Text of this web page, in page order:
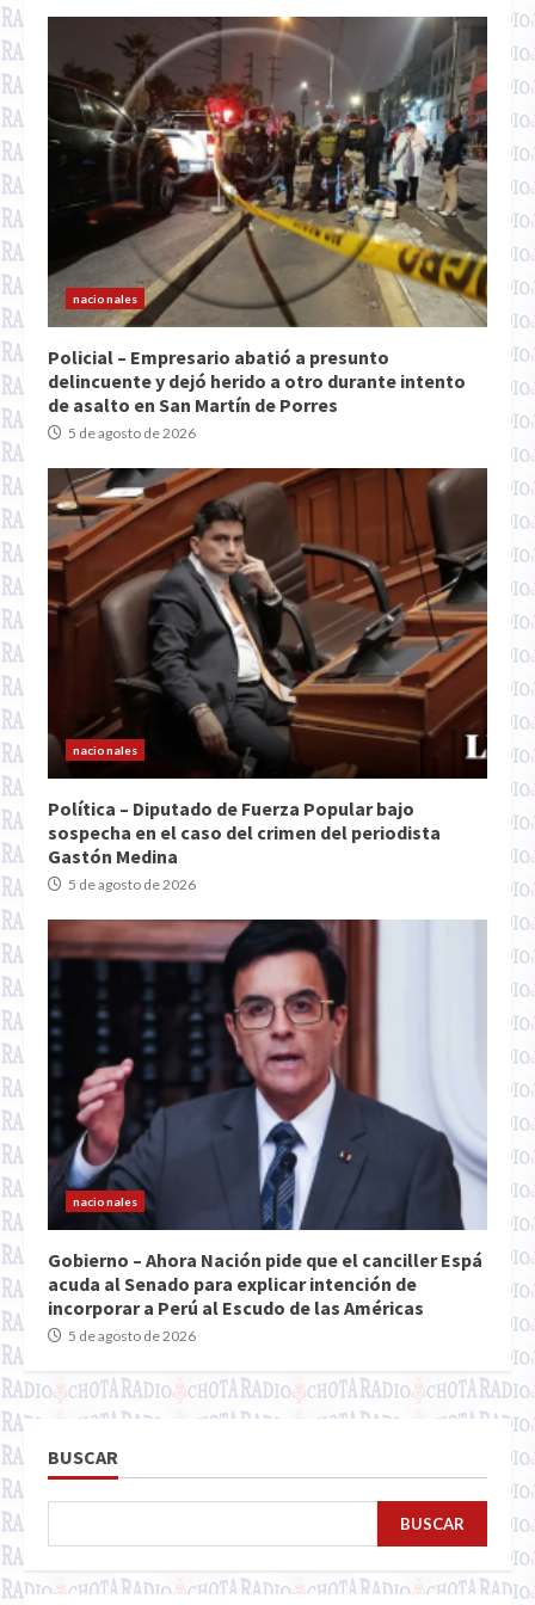
nacionales
Policial – Empresario abatió a presunto
delincuente y dejó herido a otro durante intento
de asalto en San Martín de Porres
5 de agosto de 2026
nacionales
Política – Diputado de Fuerza Popular bajo
sospecha en el caso del crimen del periodista
Gastón Medina
5 de agosto de 2026
nacionales
Gobierno – Ahora Nación pide que el canciller Espá
acuda al Senado para explicar intención de
incorporar a Perú al Escudo de las Américas
5 de agosto de 2026
BUSCAR
BUSCAR